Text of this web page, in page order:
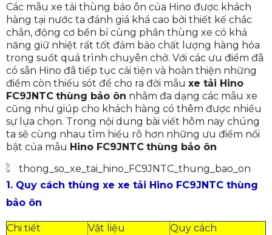
bảo ôn
2. Ngoại thất được thiết kế tỉ mỉ mang phong cách
hiện đại của Hino FC9JNTC thùng bảo ôn
3. Những ưu điểm trong thiết kế nội thất của xe tải
Hino FC9JNTC thùng bảo ôn
4. Hino FC9JNTC thùng bảo ôn được trang bị mẫu
động cơ gì?
5. Hệ thống an toàn hiện đại của xe tải Hino
FC9JNTC thùng bảo ôn
Các mẫu xe tải thùng bảo ôn của Hino được khách
hàng tại nước ta đánh giá khá cao bởi thiết kế chắc
chắn, động cơ bền bỉ cùng phần thùng xe có khả
năng giữ nhiệt rất tốt đảm bảo chất lượng hàng hóa
trong suốt quá trình chuyên chở. Với các ưu điểm đã
có sẵn Hino đã tiếp tục cải tiện và hoàn thiện những
điểm còn thiếu sót để cho ra đời mẫu xe tải Hino
FC9JNTC thùng bảo ôn nhằm đa dạng các mẫu xe
cũng như giúp cho khách hàng có thêm được nhiều
sự lựa chọn. Trong nội dung bài viết hôm nay chúng
ta sẽ cùng nhau tìm hiểu rõ hơn những ưu điểm nổi
bật của mẫu Hino FC9JNTC thùng bảo ôn
1. Quy cách thùng xe xe tải Hino FC9JNTC thùng
bảo ôn
Chi tiết Vật liệu
Quy cách